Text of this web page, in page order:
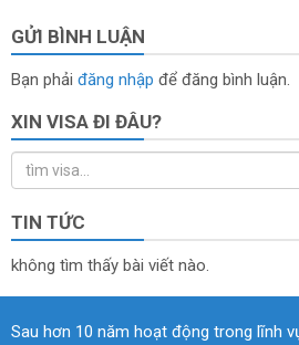
GỬI BÌNH LUẬN
Bạn phải đăng nhập để đăng bình luận.
XIN VISA ĐI ĐÂU?
TIN TỨC
không tìm thấy bài viết nào.
Sau hơn 10 năm hoạt động trong lĩnh